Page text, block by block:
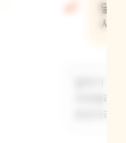
달
시
무당벌레
왕잠자리,